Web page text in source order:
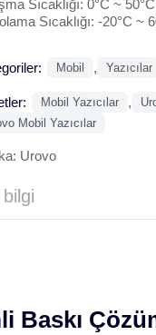
Sıcaklığı: 0°C ~ 50°C
Sıcaklığı: -20°C ~
Mobil , Yazıcılar
Mobil Yazıcılar ,
Mobil Yazıcılar
Urovo
Baskı